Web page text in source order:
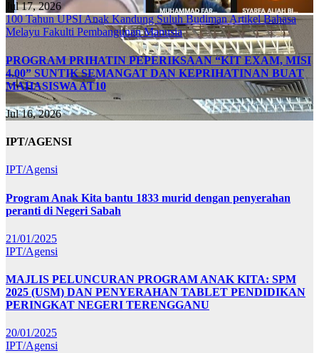
Jul 17, 2026
100 Tahun UPSIAnak Kandung Suluh BudimanArtikel Bahasa
Melayu Fakulti Pembangunan Manusia
PROGRAM PRIHATIN PEPERIKSAAN “KIT EXAM, MISI
4.00” SUNTIK SEMANGAT DAN KEPRIHATINAN BUAT
MAHASISWA AT10
Jul 16, 2026
IPT/AGENSI
IPT/Agensi
Program Anak Kita bantu 1833 murid dengan penyerahan
peranti di Negeri Sabah
21/01/2025
IPT/Agensi
MAJLIS PELUNCURAN PROGRAM ANAK KITA: SPM
2025 (USM) DAN PENYERAHAN TABLET PENDIDIKAN
PERINGKAT NEGERI TERENGGANU
20/01/2025
IPT/Agensi